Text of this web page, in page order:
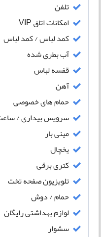
تلفن
امکانات اتاق VIP
کمد لباس / کمد لباس
آب بطری شده
قفسه لباس
آهن
حمام های خصوصی
سرویس بیداری /
مینی بار
یخچال
کتری برقی
تلویزیون صفحه تخت
حمام / دوش
لوازم بهداشتی رایگان
سشوار